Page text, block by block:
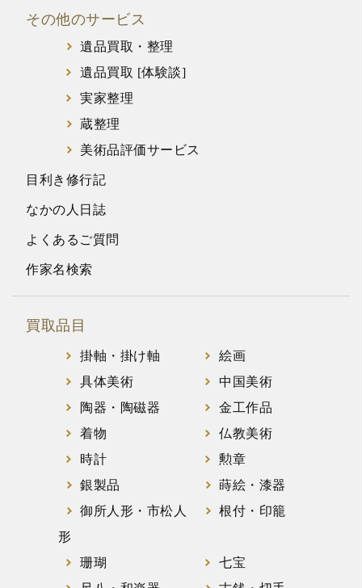
その他のサービス
遺品買取・整理
遺品買取 [体験談]
実家整理
蔵整理
美術品評価サービス
目利き修行記
なかの人日誌
よくあるご質問
作家名検索
買取品目
掛軸・掛け軸
絵画
具体美術
中国美術
陶器・陶磁器
金工作品
着物
仏教美術
時計
勲章
銀製品
蒔絵・漆器
御所人形・市松人
形
根付・印籠
珊瑚
七宝